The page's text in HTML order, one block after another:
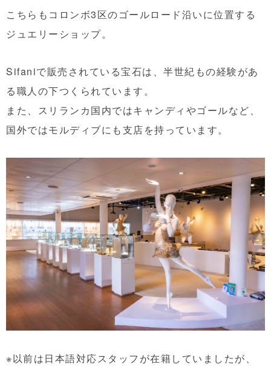
こちらもコロンボ3区のゴールロード沿いに位置する
ジュエリーショップ。
Sifaniで販売されている宝石は、半世紀もの経験があ
る職人の下つくられています。
また、スリランカ国内ではキャンディやゴールなど、
国外ではモルディブにも支店を持っています。
※以前は日本語対応スタッフが在籍していましたが、